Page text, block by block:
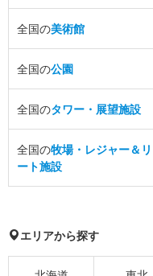
全国の美術館
全国の公園
全国のタワー・展望施設
全国の牧場・レジャー＆
ート施設
エリアから探す